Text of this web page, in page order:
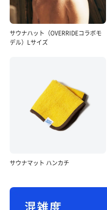
サウナハット（OVERRIDEコラボモ
デル）Lサイズ
サウナマット ハンカチ